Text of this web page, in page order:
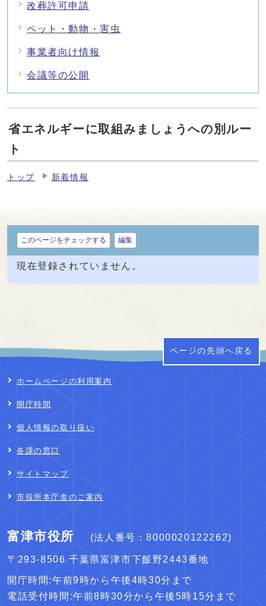
改葬許可申請
ペット・動物・害虫
事業者向け情報
会議等の公開
省エネルギーに取組みましょうへの別ルー
ト
トップ 新着情報
このページをチェックする 編集
現在登録されていません。
ページの先頭へ戻る
ホームページの利用案内
開庁時間
個人情報の取り扱い
各課の窓口
サイトマップ
市役所本庁舎のご案内
富津市役所 (法人番号：8000020122262)
〒293-8506 千葉県富津市下飯野2443番地
開庁時間:午前9時から午後4時30分まで
電話受付時間:午前8時30分から午後5時15分まで